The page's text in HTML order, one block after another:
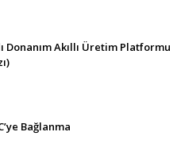
Donanım Akıllı Üretim Platformu
Bağlanma